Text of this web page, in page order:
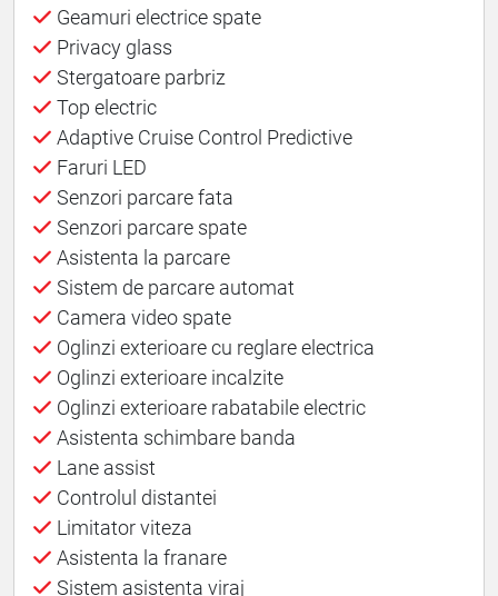
Geamuri electrice spate
Privacy glass
Stergatoare parbriz
Top electric
Adaptive Cruise Control Predictive
Faruri LED
Senzori parcare fata
Senzori parcare spate
Asistenta la parcare
Sistem de parcare automat
Camera video spate
Oglinzi exterioare cu reglare electrica
Oglinzi exterioare incalzite
Oglinzi exterioare rabatabile electric
Asistenta schimbare banda
Lane assist
Controlul distantei
Limitator viteza
Asistenta la franare
Sistem asistenta viraj